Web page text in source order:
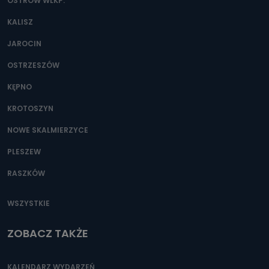
Można to zrobić pod numerem telefonu 62 735-51-05 lub
e-mailowo pod adresem: poczta@tvproart.pl
KALISZ
JAROCIN
OSTRZESZÓW
KĘPNO
KROTOSZYN
NOWE SKALMIERZYCE
PLESZEW
RASZKÓW
WSZYSTKIE
ZOBACZ TAKŻE
KALENDARZ WYDARZEŃ